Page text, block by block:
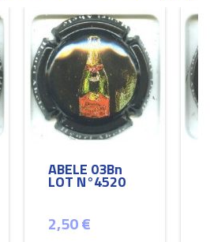
ABELE 03Bn
LOT N°4520
2,50 €